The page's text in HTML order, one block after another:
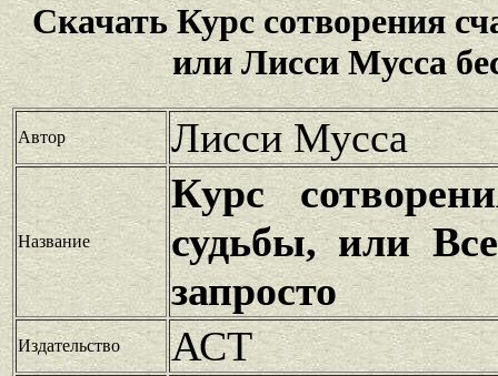
Скачать Курс сотворения
или Лисси Мусса
Автор Лисси Мусса
Название
Курс
судьбы, или
запросто
Издательство АСТ